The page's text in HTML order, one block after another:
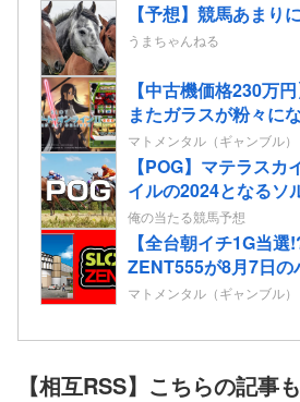
【予想】競馬あまり
うまちゃんねる
【中古機価格230万
またガラスが粉々に
マトメンタル（ギャンブル）
【POG】マテラス
イルの2024となるソ
2歳情報
俺の当たる競馬予想
【全台朝イチ1G当選
ZENT555が8月7日の
ングを仕込んだらしい
マトメンタル（ギャンブル）
【相互RSS】こちらの記事